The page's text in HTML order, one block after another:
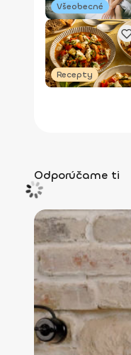
Všeobecné
Recepty
Odporúčame ti